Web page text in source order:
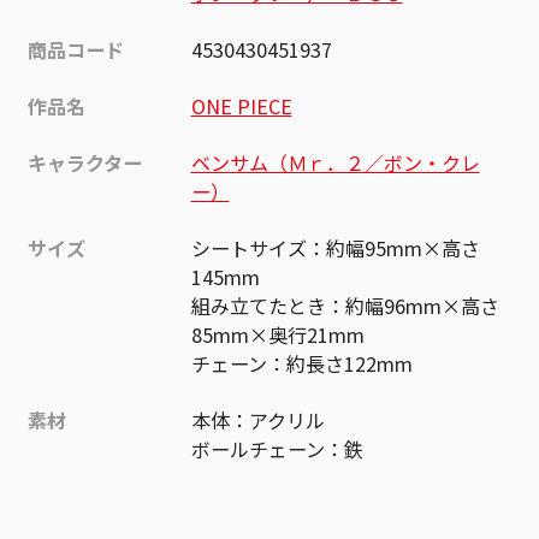
商品コード
4530430451937
作品名
ONE PIECE
キャラクター
ベンサム（Ｍｒ．２／ボン・クレ
ー）
サイズ
シートサイズ：約幅95mm×高さ
145mm
組み立てたとき：約幅96mm×高さ
85mm×奥行21mm
チェーン：約長さ122mm
素材
本体：アクリル
ボールチェーン：鉄